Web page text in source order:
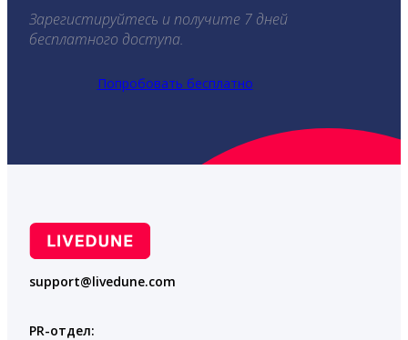
Зарегистируйтесь и получите 7 дней
бесплатного доступа.
Попробовать бесплатно
support@livedune.com
PR-отдел: